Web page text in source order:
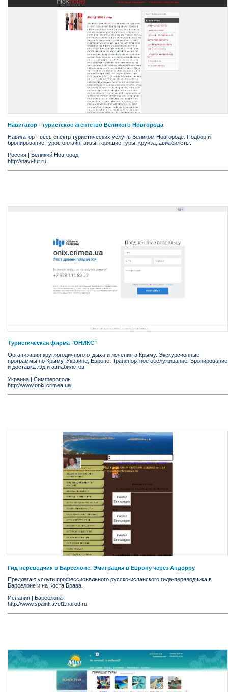
Навигатор - туристское агентство Великого Новгорода
Навигатор - весь спектр туристических услуг в Великом Новгороде. Подбор и
бронирование туров онлайн, визы, горящие туры, круиза, авиабилеты.
Россия | Великий Новгород
http://navi-tur.ru
Туристическая фирма "ОНИКС"
Организация круглогодичного отдыха и лечения в Крыму. Экскурсионные
программы по Крыму, Украине, Европе. Транспортное обслуживание. Бронирование
и доставка ж/д и авиабилетов.
Украина
Симферополь
http://www.onix.crimea.ua
Гид переводчик в Барселоне. Эмиграция в Европу через Андорру
Предлагаю услуги профессионального русско-испанского гида-переводчика в
Барселоне и на Коста Бравa.
Испания
Барселона
http://www.spaintravel1.narod.ru